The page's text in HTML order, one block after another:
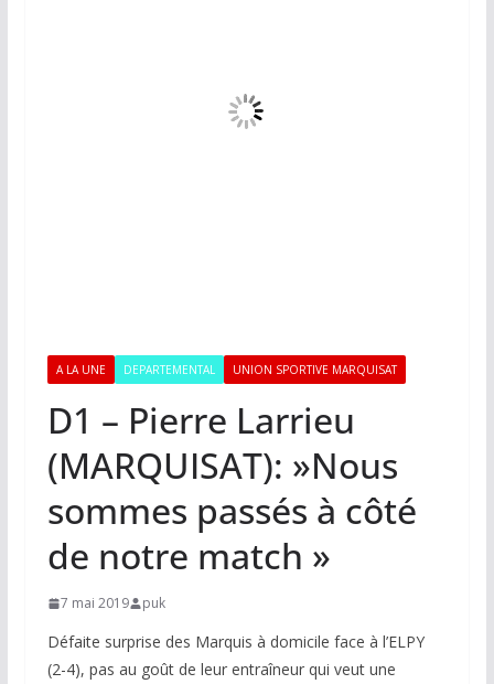
A LA UNE DEPARTEMENTAL UNION SPORTIVE MARQUISAT
D1 – Pierre Larrieu
(MARQUISAT): »Nous
sommes passés à côté
de notre match »
7 mai 2019 puk
Défaite surprise des Marquis à domicile face à l’ELPY
(2-4), pas au goût de leur entraîneur qui veut une